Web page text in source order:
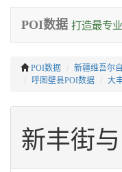
POI数据 打造最专
POI数据 新疆维吾尔
呼图壁县POI数据
大
新丰街